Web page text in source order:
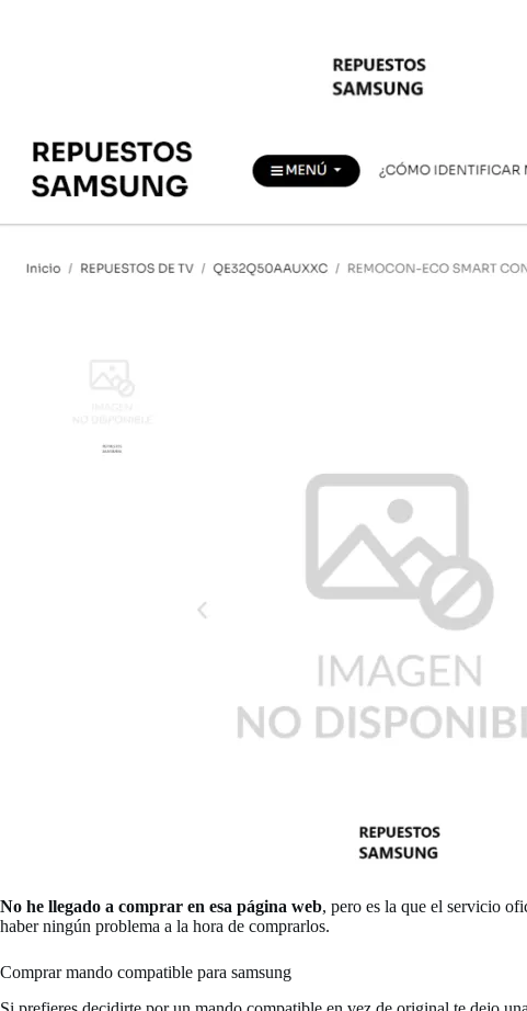
No he llegado a comprar en esa página web, pero es la que el servicio
haber ningún problema a la hora de comprarlos.
Comprar mando compatible para samsung